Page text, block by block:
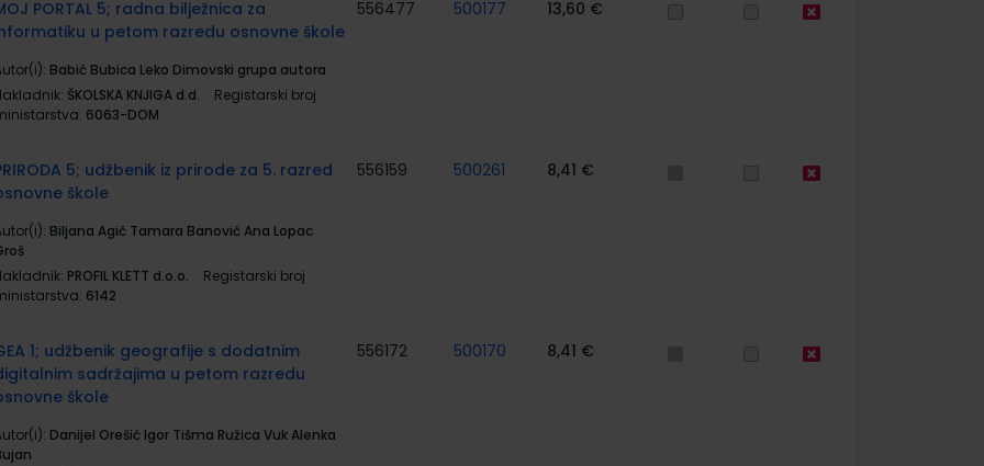
PORTAL 5; radna bilježnica za
u petom razredu osnovne škole
Babić Bubica Leko Dimovski grupa autora
ŠKOLSKA KNJIGA d.d.
Registarski broj
6063-DOM
556477 500177 13,60 €
5; udžbenik iz prirode za 5. razred
škole
Biljana Agić Tamara Banović Ana Lopac
PROFIL KLETT d.o.o.
Registarski broj
6142
556159 500261 8,41 €
1; udžbenik geografije s dodatnim
sadržajima u petom razredu
škole
Danijel Orešić Igor Tišma Ružica Vuk Alenka
556172 500170 8,41 €